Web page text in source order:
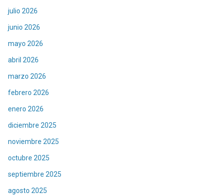
julio 2026
junio 2026
mayo 2026
abril 2026
marzo 2026
febrero 2026
enero 2026
diciembre 2025
noviembre 2025
octubre 2025
septiembre 2025
agosto 2025